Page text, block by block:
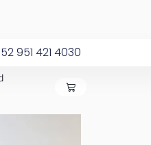
951 421 4030
CARRITO